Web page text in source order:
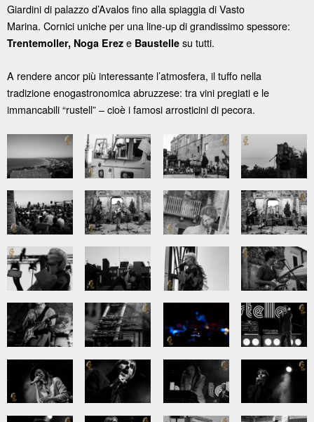
Giardini di palazzo d’Avalos fino alla spiaggia di Vasto
Marina. Cornici uniche per una line-up di grandissimo spessore:
Trentemoller, Noga Erez e Baustelle su tutti.
A rendere ancor più interessante l’atmosfera, il tuffo nella
tradizione enogastronomica abruzzese: tra vini pregiati e le
immancabili “rustell” – cioè i famosi arrosticini di pecora.